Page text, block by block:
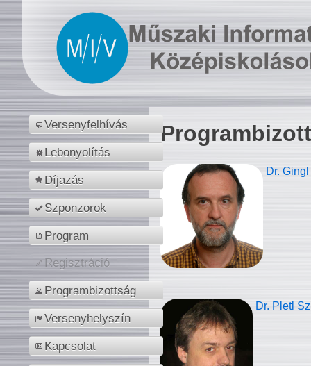
Versenyfelhívás
Lebonyolítás
Díjazás
Szponzorok
Program
Regisztráció
Programbizottság
Versenyhelyszín
Kapcsolat
Dr.
Dr. Pletl